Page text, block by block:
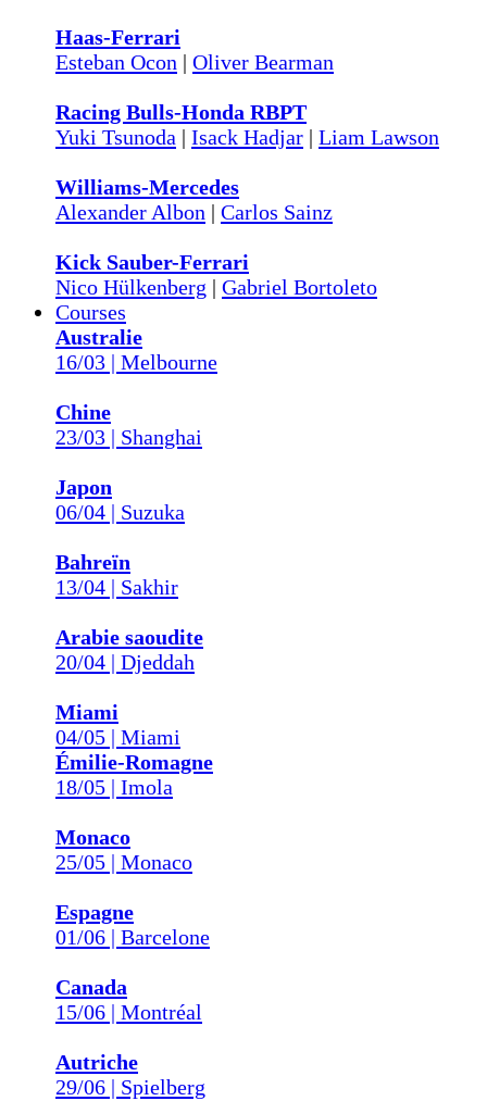
Haas-Ferrari
Esteban Ocon | Oliver Bearman
Racing Bulls-Honda RBPT
Yuki Tsunoda | Isack Hadjar | Liam Lawson
Williams-Mercedes
Alexander Albon | Carlos Sainz
Kick Sauber-Ferrari
Nico Hülkenberg | Gabriel Bortoleto
Courses
Australie
16/03 | Melbourne
Chine
23/03 | Shanghai
Japon
06/04 | Suzuka
Bahreïn
13/04 | Sakhir
Arabie saoudite
20/04 | Djeddah
Miami
04/05 | Miami
Émilie-Romagne
18/05 | Imola
Monaco
25/05 | Monaco
Espagne
01/06 | Barcelone
Canada
15/06 | Montréal
Autriche
29/06 | Spielberg